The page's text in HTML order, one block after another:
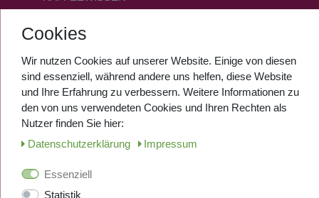
GLOSSAR
SERVICE
ANMELDEN
REGISTRIEREN
SOCIALMEDIA
Cookies
Wir nutzen Cookies auf unserer Website. Einige von diesen
sind essenziell, während andere uns helfen, diese Website
und Ihre Erfahrung zu verbessern. Weitere Informationen zu
den von uns verwendeten Cookies und Ihren Rechten als
Nutzer finden Sie hier:
Daten­schutz­erklärung
Impressum
Essenziell
Statistik